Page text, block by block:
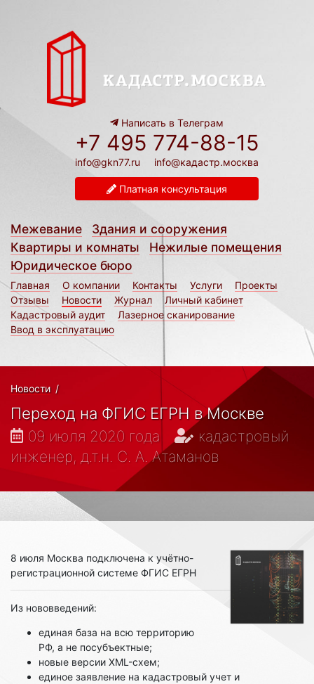
Написать в Телеграм
+7 495 774-88-15
info@gkn77.ru info@кадастр.москва
Платная консультация
Межевание
Здания и сооружения
Квартиры и комнаты
Нежилые помещения
Юридическое бюро
Главная О компании Контакты Услуги
Проекты
Отзывы
Новости Журнал
Личный кабинет
Кадастровый аудит
Лазерное сканирование
Ввод в эксплуатацию
Новости /
Переход на ФГИС ЕГРН в Москве
09 июля 2020 года
кадастровый
инженер, д.т.н. С. А. Атаманов
8 июля Москва подключена к учётно-
регистрационной системе ФГИС ЕГРН
Из нововведений:
единая база на всю территорию
РФ, а не посубъектные;
новые версии XML-схем;
единое заявление на кадастровый учет и